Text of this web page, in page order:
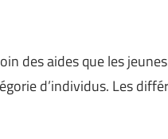
des aides que les
d’individus. Les